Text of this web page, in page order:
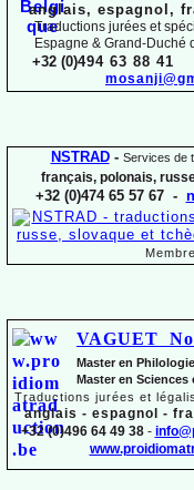
anglais, espagnol,
Traductions jurées et
Espagne & Grand-Duché
+32 (0)494 63 88 41
NSTRAD- Services de
français, polonais,
+32 (0)474 65 57 67 -
VAGUET
Master en
Master en
Traductions jurées et
anglais - espagnol -
+32 (0)496 64 49 38 -